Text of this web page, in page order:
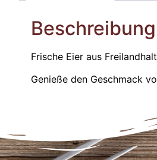
Beschreibung
Frische Eier aus
Genieße den Geschmack